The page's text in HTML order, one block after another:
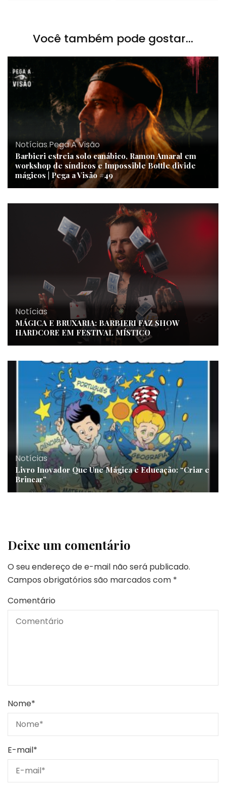
Você também pode gostar...
Notícias,Pega A Visão
Barbieri estreia solo canábico, Ramon Amaral em
workshop de síndicos e Impossible Bottle divide
mágicos | Pega a Visão #49
Notícias
MÁGICA E BRUXARIA: BARBIERI FAZ SHOW
HARDCORE EM FESTIVAL MÍSTICO
Notícias
Livro Inovador Que Une Mágica e Educação: “Criar e
Brincar”
Deixe um comentário
O seu endereço de e-mail não será publicado.
Campos obrigatórios são marcados com *
Comentário
Nome*
E-mail*